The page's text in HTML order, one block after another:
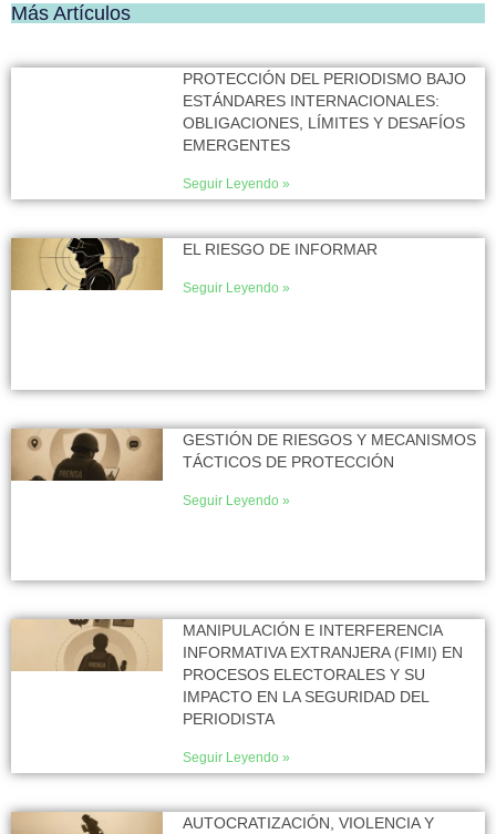
Más Artículos
PROTECCIÓN DEL PERIODISMO BAJO
ESTÁNDARES INTERNACIONALES:
OBLIGACIONES, LÍMITES Y DESAFÍOS
EMERGENTES
Seguir Leyendo »
EL RIESGO DE INFORMAR
Seguir Leyendo »
GESTIÓN DE RIESGOS Y MECANISMOS
TÁCTICOS DE PROTECCIÓN
Seguir Leyendo »
MANIPULACIÓN E INTERFERENCIA
INFORMATIVA EXTRANJERA (FIMI) EN
PROCESOS ELECTORALES Y SU
IMPACTO EN LA SEGURIDAD DEL
PERIODISTA
Seguir Leyendo »
AUTOCRATIZACIÓN, VIOLENCIA Y